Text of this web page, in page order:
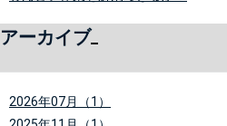
アーカイブ
2026年07月（1）